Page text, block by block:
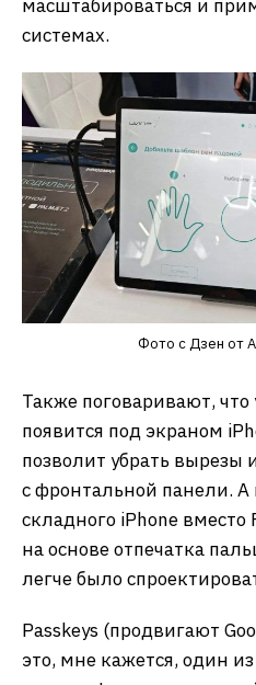
масштабироваться и
системах.
Фото с Дзен от
Также поговаривают, что
появится под экраном
позволит убрать вырезы
с фронтальной панели. А
складного iPhone вместо
на основе отпечатка
легче было
Passkeys (продвигают
это, мне кажется, один